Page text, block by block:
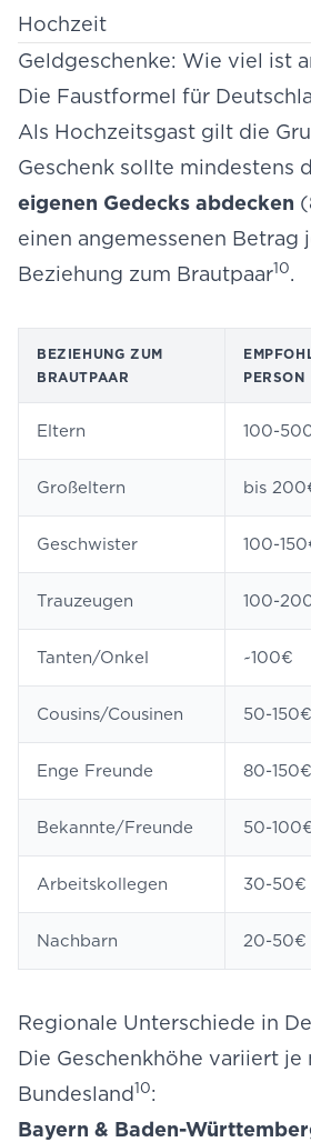
Hochzeit
Geldgeschenke: Wie viel ist
Die Faustformel für
Als Hochzeitsgast gilt die
Geschenk sollte mindestens
eigenen Gedecks abdecken
einen angemessenen Betrag
Beziehung zum Brautpaar10.
BEZIEHUNG ZUM
BRAUTPAAR
PERSON
Eltern 100-
Großeltern bis
Geschwister 100-
Trauzeugen 100-
Tanten/Onkel ~100€
Cousins/Cousinen 50-150€
Enge Freunde 80-150€
Bekannte/Freunde 50-
Arbeitskollegen 30-50€
Nachbarn 20-50€
Regionale Unterschiede in
Die Geschenkhöhe variiert je
Bundesland10:
Bayern & Baden-